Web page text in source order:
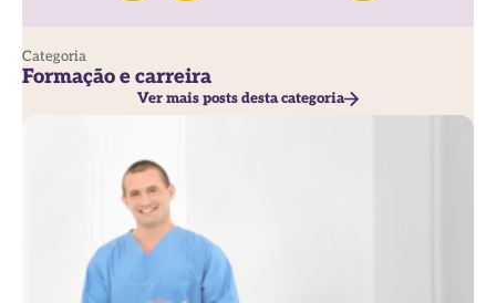
Categoria
Formação e carreira
Ver mais posts desta categoria